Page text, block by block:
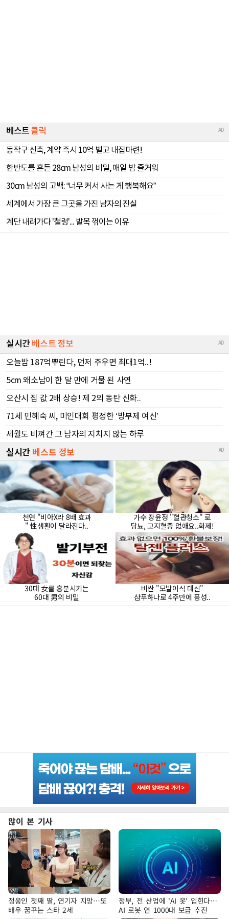
많이 본 기사
정웅인 첫째 딸, 연기자 지망…또
배우 꿈꾸는 스타 2세
정부, 전 산업에 'AI 옷' 입힌다…
AI 로봇 연 1000대 보급 추진